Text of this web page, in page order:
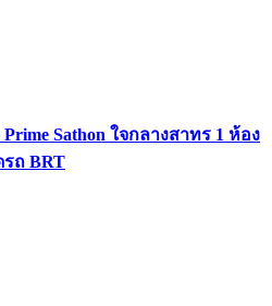
Sathon ใจกลางสาทร 1 ห้อง
รถ BRT